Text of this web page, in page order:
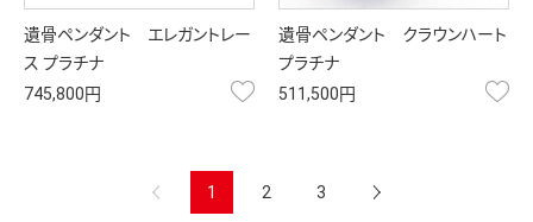
遺骨ペンダント エレガントレー
ス プラチナ
745,800円
お気に入り
遺骨ペンダント クラウンハート
プラチナ
511,500円
1 2 3